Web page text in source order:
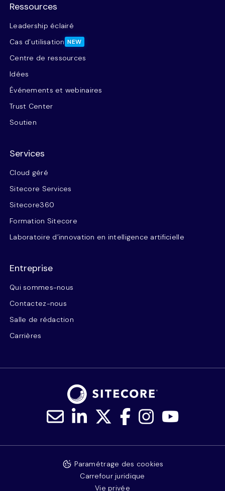
Ressources
Leadership éclairé
Cas d’utilisation NEW
Centre de ressources
Idées
Événements et webinaires
Trust Center
Soutien
Services
Cloud géré
Sitecore Services
Sitecore360
Formation Sitecore
Laboratoire d’innovation en intelligence artificielle
Entreprise
Qui sommes-nous
Contactez-nous
Salle de rédaction
Carrières
Paramétrage des cookies
Carrefour juridique
Vie privée